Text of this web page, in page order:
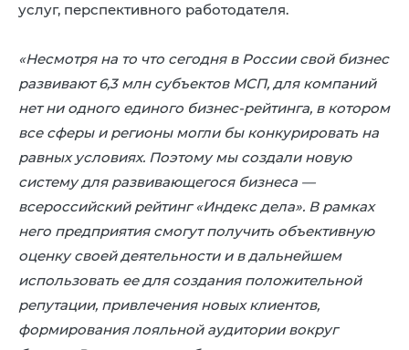
услуг, перспективного работодателя.
«Несмотря на то что сегодня в России свой бизнес
развивают 6,3 млн субъектов МСП, для компаний
нет ни одного единого бизнес-рейтинга, в котором
все сферы и регионы могли бы конкурировать на
равных условиях. Поэтому мы создали новую
систему для развивающегося бизнеса —
всероссийский рейтинг «Индекс дела». В рамках
него предприятия смогут получить объективную
оценку своей деятельности и в дальнейшем
использовать ее для создания положительной
репутации, привлечения новых клиентов,
формирования лояльной аудитории вокруг